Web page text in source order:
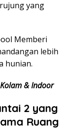
yang
Memberi
lebih
hunian.
& Indoor
2 yang
Ruang